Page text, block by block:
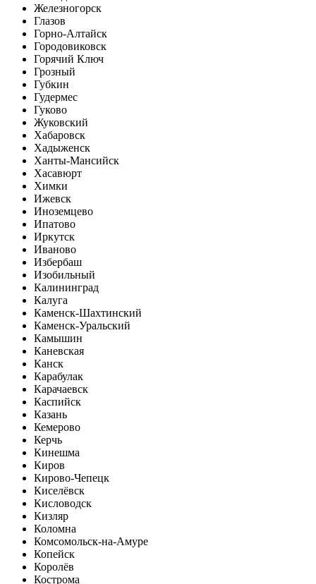
Железногорск
Глазов
Горно-Алтайск
Городовиковск
Горячий Ключ
Грозный
Губкин
Гудермес
Гуково
Жуковский
Хабаровск
Хадыженск
Ханты-Мансийск
Хасавюрт
Химки
Ижевск
Иноземцево
Ипатово
Иркутск
Иваново
Избербаш
Изобильный
Калининград
Калуга
Каменск-Шахтинский
Каменск-Уральский
Камышин
Каневская
Канск
Карабулак
Карачаевск
Каспийск
Казань
Кемерово
Керчь
Кинешма
Киров
Кирово-Чепецк
Киселёвск
Кисловодск
Кизляр
Коломна
Комсомольск-на-Амуре
Копейск
Королёв
Кострома